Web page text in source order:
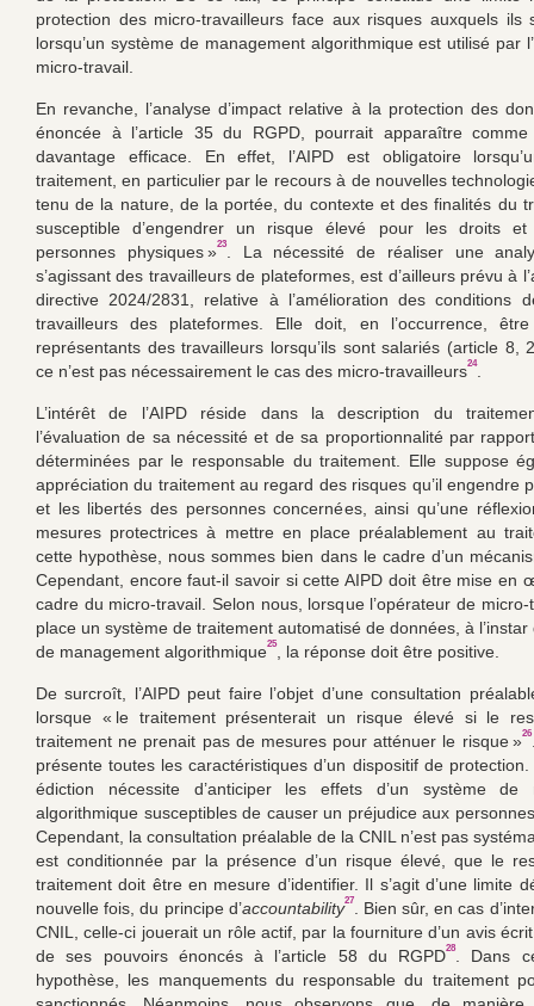
protection des micro-travailleurs face aux risques auxquels ils
lorsqu’un système de management algorithmique est utilisé par
micro-travail.
En revanche, l’analyse d’impact relative à la protection des
énoncée à l’article 35 du RGPD, pourrait apparaître
davantage efficace. En effet, l’AIPD est obligatoire
traitement, en particulier par le recours à de nouvelles
tenu de la nature, de la portée, du contexte et des finalités du
susceptible d’engendrer un risque élevé pour les droits
personnes physiques »23. La nécessité de réaliser une
s’agissant des travailleurs de plateformes, est d’ailleurs prévu à
directive 2024/2831, relative à l’amélioration des conditions
travailleurs des plateformes. Elle doit, en l’occurrence,
représentants des travailleurs lorsqu’ils sont salariés (article 8,
ce n’est pas nécessairement le cas des micro-travailleurs24.
L’intérêt de l’AIPD réside dans la description du
l’évaluation de sa nécessité et de sa proportionnalité par
déterminées par le responsable du traitement. Elle suppose
appréciation du traitement au regard des risques qu’il engendre
et les libertés des personnes concernées, ainsi qu’une
mesures protectrices à mettre en place préalablement au
cette hypothèse, nous sommes bien dans le cadre d’un
Cependant, encore faut-il savoir si cette AIPD doit être mise en
cadre du micro-travail. Selon nous, lorsque l’opérateur de
place un système de traitement automatisé de données, à l’instar
de management algorithmique25, la réponse doit être positive.
De surcroît, l’AIPD peut faire l’objet d’une consultation
lorsque « le traitement présenterait un risque élevé si le
traitement ne prenait pas de mesures pour atténuer le risque »26
présente toutes les caractéristiques d’un dispositif de
édiction nécessite d’anticiper les effets d’un système de
algorithmique susceptibles de causer un préjudice aux
Cependant, la consultation préalable de la CNIL n’est pas
est conditionnée par la présence d’un risque élevé, que le
traitement doit être en mesure d’identifier. Il s’agit d’une limite
nouvelle fois, du principe d’accountability27
. Bien sûr, en cas
CNIL, celle-ci jouerait un rôle actif, par la fourniture d’un avis
de ses pouvoirs énoncés à l’article 58 du RGPD28. Dans
hypothèse, les manquements du responsable du traitement